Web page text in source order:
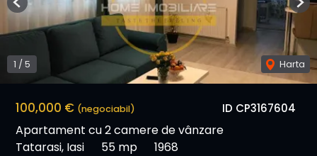
ID CP3167604
100,000 € (negociabil)
Apartament cu 2 camere de vânzare
Tatarasi, Iasi
55 mp 1968
1 /5 Harta
Previous